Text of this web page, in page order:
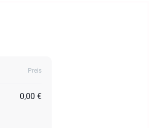
Preis
0,00 €